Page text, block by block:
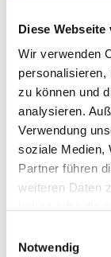
Diese
Wir verwenden
personalisieren,
zu können und
analysieren.
Verwendung
soziale Medien,
Partner führen
weiteren Daten
Notwendig
Brücken
ist kein Zufall
Wenn Vertrauen
keine einfachen
17.04.2025
Angst in